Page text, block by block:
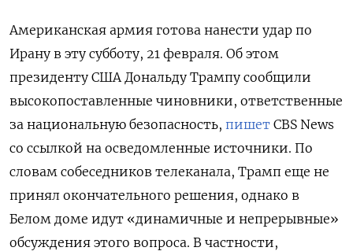
Американская армия готова нанести удар по
Ирану в эту субботу, 21 февраля. Об этом
президенту США Дональду Трампу сообщили
высокопоставленные чиновники, ответственные
за национальную безопасность, пишет CBS News
со ссылкой на осведомленные источники. По
словам собеседников телеканала, Трамп еще не
принял окончательного решения, однако в
Белом доме идут «динамичные и непрерывные»
обсуждения этого вопроса. В частности,